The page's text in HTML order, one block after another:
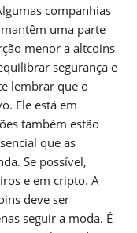
companhias
uma parte
menor a altcoins
segurança e
lembrar que o
Ele está em
também estão
que as
Se possível,
e em cripto. A
deve ser
seguir a moda. É